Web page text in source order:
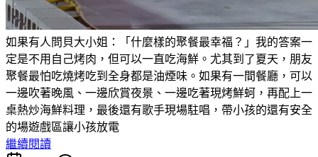
如果有人問貝大小姐：「什麼樣的聚餐最幸福？」我的答案一
定是不用自己烤肉，但可以一直吃海鮮。尤其到了夏天，朋友
聚餐最怕吃燒烤吃到全身都是油煙味。如果有一間餐廳，可以
一邊吹著晚風、一邊欣賞夜景、一邊吃著現烤鮮蚵，再配上一
桌熱炒海鮮料理，最後還有歌手現場駐唱，帶小孩的還有安全
的場遊戲區讓小孩放電
繼續閱讀